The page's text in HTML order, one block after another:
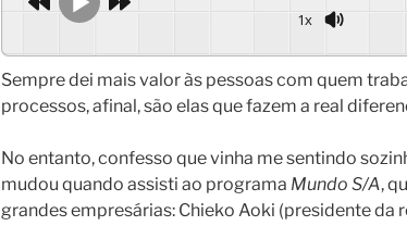
1x
Sempre dei mais valor às pessoas com quem
processos, afinal, são elas que fazem a real
No entanto, confesso que vinha me sentindo
mudou quando assisti ao programa Mundo S/A,
grandes empresárias: Chieko Aoki (presidente da